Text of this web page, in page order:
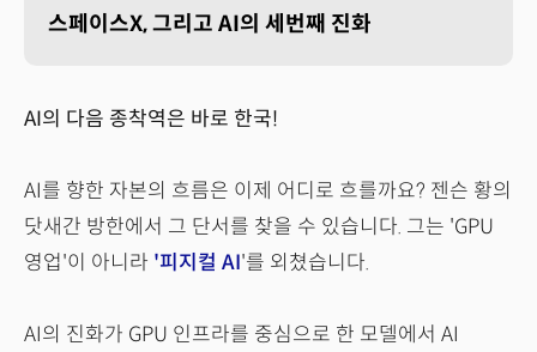
스페이스X, 그리고 AI의 세번째 진화
AI의 다음 종착역은 바로 한국!
AI를 향한 자본의 흐름은 이제 어디로 흐를까요? 젠슨 황의
닷새간 방한에서 그 단서를 찾을 수 있습니다. 그는 'GPU
영업'이 아니라 '피지컬 AI'를 외쳤습니다.
AI의 진화가 GPU 인프라를 중심으로 한 모델에서 AI